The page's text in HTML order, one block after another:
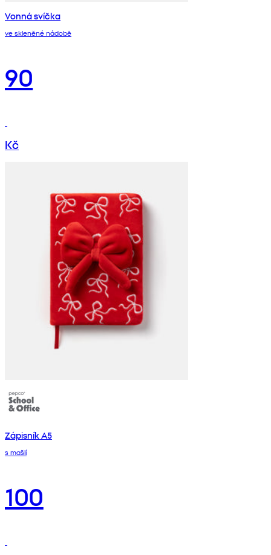
Vonná svíčka
ve skleněné nádobě
90
Kč
Zápisník A5
s mašlí
100